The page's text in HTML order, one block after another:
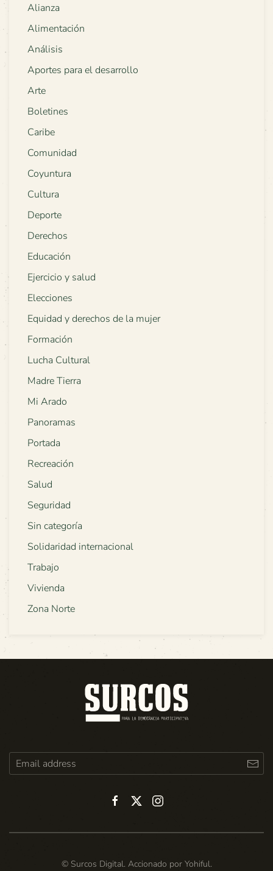
Alianza
Alimentación
Análisis
Aportes para el desarrollo
Arte
Boletines
Caribe
Comunidad
Coyuntura
Cultura
Deporte
Derechos
Educación
Ejercicio y salud
Elecciones
Equidad y derechos de la mujer
Formación
Lucha Cultural
Madre Tierra
Mi Arado
Panoramas
Portada
Recreación
Salud
Seguridad
Sin categoría
Solidaridad internacional
Trabajo
Vivienda
Zona Norte
© Surcos Digital. Accionado por Yohiful.